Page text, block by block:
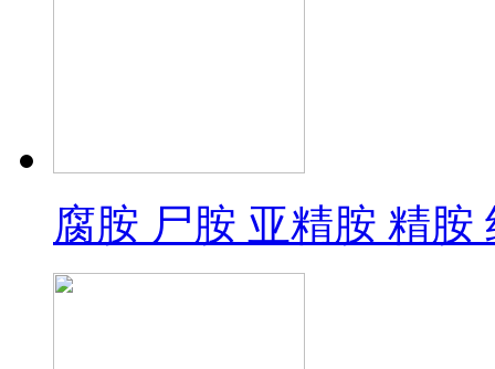
腐胺 尸胺 亚精胺 精胺